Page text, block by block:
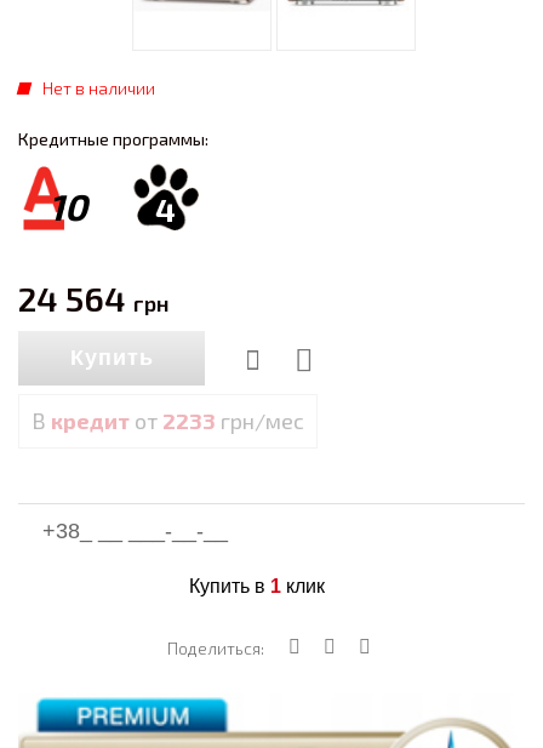
Нет в наличии
Кредитные программы:
10 4
24 564 грн
Купить
В кредит от 2233 грн/мес
Купить в 1клик
Поделиться: